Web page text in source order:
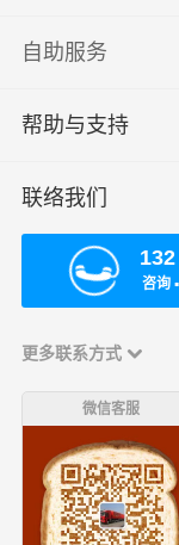
自助服务
帮助与支持
联络我们
咨询
更多联系方式
微信客服